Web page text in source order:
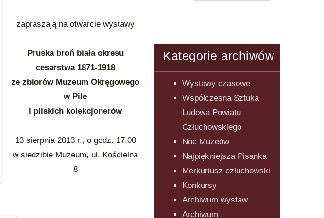
Kategorie archiwów
Wystawy czasowe
Współczesna Sztuka
Ludowa Powiatu
Człuchowskiego
Noc Muzeów
Najpiękniejsza Pisanka
Merkuriusz człuchowski
Konkursy
Archiwum wystaw
Archiwum
zapraszają na otwarcie wystawy
Pruska broń biała okresu
cesarstwa 1871-1918
ze zbiorów Muzeum Okręgowego
w Pile
i pilskich kolekcjonerów
13 sierpnia 2013 r., o godz. 17.00
w siedzibie Muzeum, ul. Kościelna
8